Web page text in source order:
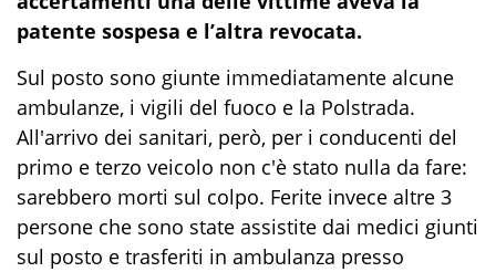
patente sospesa e l’altra revocata.
Sul posto sono giunte immediatamente alcune
ambulanze, i vigili del fuoco e la Polstrada.
All'arrivo dei sanitari, però, per i conducenti del
primo e terzo veicolo non c'è stato nulla da fare:
sarebbero morti sul colpo. Ferite invece altre 3
persone che sono state assistite dai medici giunti
sul posto e trasferiti in ambulanza presso